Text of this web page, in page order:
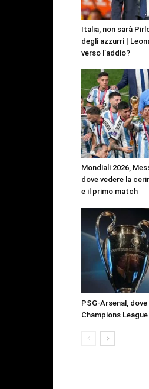
Italia, non sarà
degli azzurri |
verso l’addio?
Mondiali 2026,
dove vedere la
e il primo match
PSG-Arsenal,
Champions League